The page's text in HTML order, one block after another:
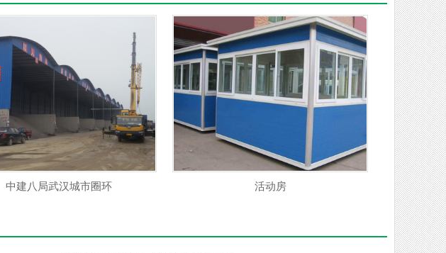
中建八局武汉城市圈环 活动房